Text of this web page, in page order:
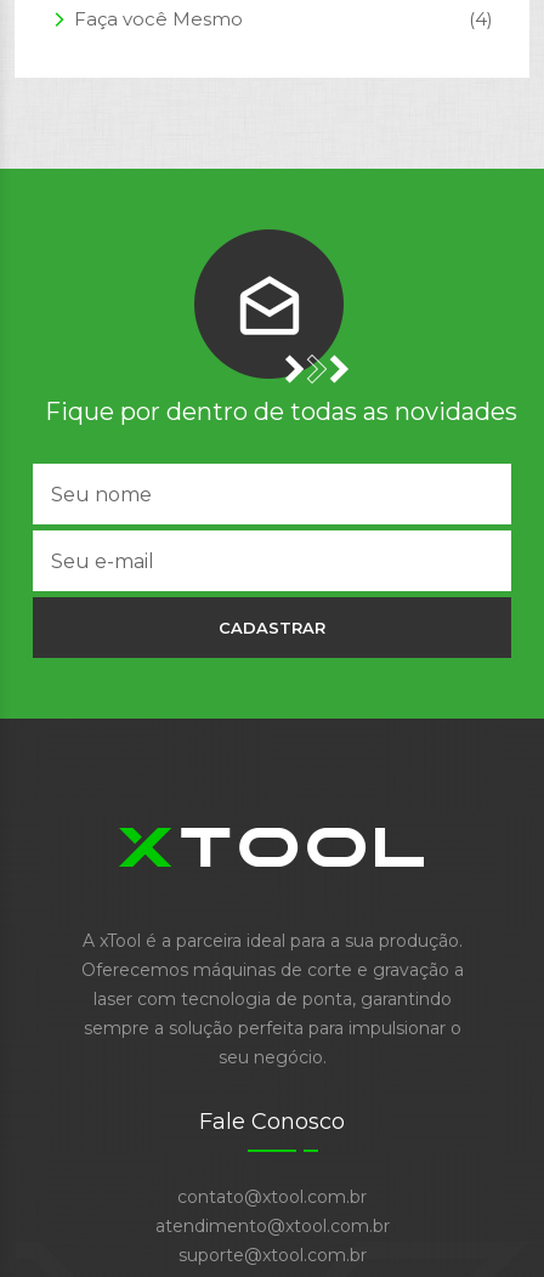
arrow_forward_ios Faça você Mesmo (4)
Fique por dentro de todas as novidades
CADASTRAR
A xTool é a parceira ideal para a sua produção.
Oferecemos máquinas de corte e gravação a
laser com tecnologia de ponta, garantindo
sempre a solução perfeita para impulsionar o
seu negócio.
Fale Conosco
contato@xtool.com.br
atendimento@xtool.com.br
suporte@xtool.com.br